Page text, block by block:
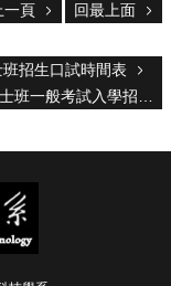
一頁 回最上面
班招生口試時間表